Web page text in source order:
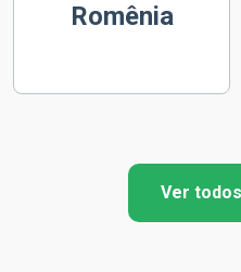
Romênia
Ver